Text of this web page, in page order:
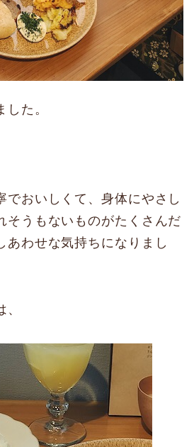
た。
でおいしくて、身体にやさし
そうもないものがたくさんだ
あわせな気持ちになりまし